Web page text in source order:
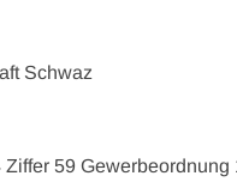
Schwaz
59 Gewerbeordnung